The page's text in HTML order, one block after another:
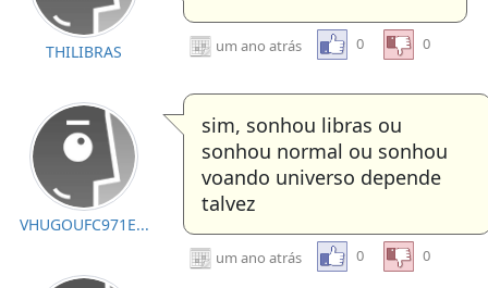
THILIBRAS um ano atrás 0 0
VHUGOUFC971E...
sim, sonhou libras ou
sonhou normal ou sonhou
voando universo depende
talvez
um ano atrás 0 0